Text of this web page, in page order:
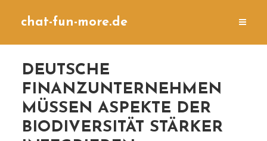
chat-fun-more.de
DEUTSCHE
FINANZUNTERNEHMEN
MÜSSEN ASPEKTE DER
BIODIVERSITÄT STÄRKER